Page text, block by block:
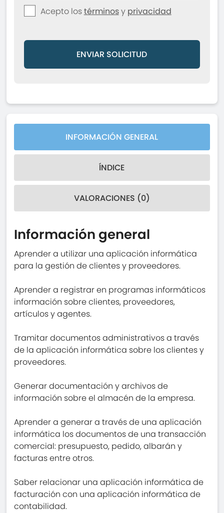
Acepto lostérminosy privacidad
ENVIAR SOLICITUD
INFORMACIÓN GENERAL
ÍNDICE
VALORACIONES (0)
Información general
Aprender a utilizar una aplicación informática
para la gestión de clientes y proveedores.
Aprender a registrar en programas informáticos
información sobre clientes, proveedores,
artículos y agentes.
Tramitar documentos administrativos a través
de la aplicación informática sobre los clientes y
proveedores.
Generar documentación y archivos de
información sobre el almacén de la empresa.
Aprender a generar a través de una aplicación
informática los documentos de una transacción
comercial: presupuesto, pedido, albarán y
facturas entre otros.
Saber relacionar una aplicación informática de
facturación con una aplicación informática de
contabilidad.